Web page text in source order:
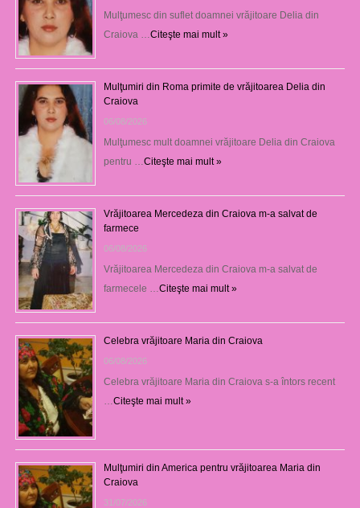
Mulţumesc din suflet doamnei vrăjitoare Delia din
Craiova … Citeşte mai mult »
Mulţumiri din Roma primite de vrăjitoarea Delia din
Craiova
06/08/2026
Mulţumesc mult doamnei vrăjitoare Delia din Craiova
pentru … Citeşte mai mult »
Vrăjitoarea Mercedeza din Craiova m-a salvat de
farmece
06/08/2026
Vrăjitoarea Mercedeza din Craiova m-a salvat de
farmecele … Citeşte mai mult »
Celebra vrăjitoare Maria din Craiova
06/08/2026
Celebra vrăjitoare Maria din Craiova s-a întors recent
Citeşte mai mult »
Mulţumiri din America pentru vrăjitoarea Maria din
Craiova
31/07/2026